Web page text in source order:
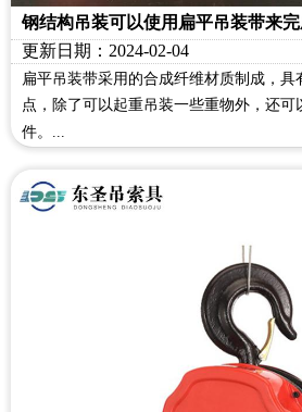
钢结构吊装可以使用扁平吊装带来
更新日期：2024-02-04
扁平吊装带采用的合成纤维材质制成，
点，除了可以起重吊装一些重物外，还可
件。...